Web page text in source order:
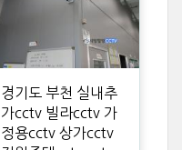
경기도 부천 실내추
가cctv 빌라cctv 가
정용cctv 상가cctv